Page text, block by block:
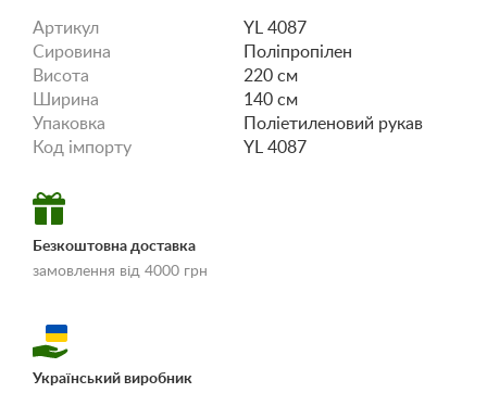
Артикул
YL 4087
Сировина
Поліпропілен
Висота
220 см
Ширина
140 см
Упаковка
Поліетиленовий рукав
Код імпорту
YL 4087
Безкоштовна доставка
замовлення від 4000 грн
Український виробник